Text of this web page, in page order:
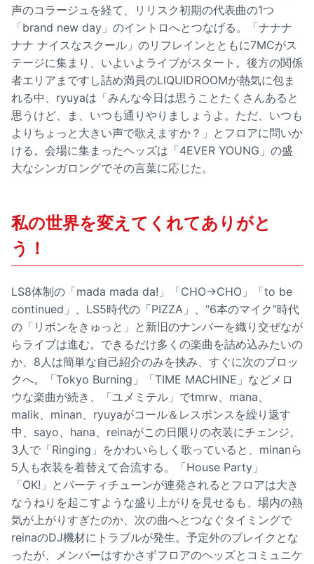
声のコラージュを経て、リリスク初期の代表曲の1つ
「brand new day」のイントロへとつなげる。「ナナナ
ナナ ナイスなスクール」のリフレインとともに7MCがス
テージに集まり、いよいよライブがスタート。後方の関係
者エリアまですし詰め満員のLIQUIDROOMが熱気に包ま
れる中、ryuyaは「みんな今日は思うことたくさんあると
思うけど、ま、いつも通りやりましょうよ。ただ、いつも
よりちょっと大きい声で歌えますか？」とフロアに問いか
ける。会場に集まったヘッズは「4EVER YOUNG」の盛
大なシンガロングでその言葉に応じた。
私の世界を変えてくれてありがと
う！
LS8体制の「mada mada da!」「CHO→CHO」「to be
continued」、LS5時代の「PIZZA」、“6本のマイク”時代
の「リボンをきゅっと」と新旧のナンバーを織り交ぜなが
らライブは進む。できるだけ多くの楽曲を詰め込みたいの
か、8人は簡単な自己紹介のみを挟み、すぐに次のブロッ
クへ。「Tokyo Burning」「TIME MACHINE」などメロ
ウな楽曲が続き、「ユメミテル」でtmrw、mana、
malik、minan、ryuyaがコール＆レスポンスを繰り返す
中、sayo、hana、reinaがこの日限りの衣装にチェンジ。
3人で「Ringing」をかわいらしく歌っていると、minanら
5人も衣装を着替えて合流する。「House Party」
「OK!」とパーティチューンが連発されるとフロアは大き
なうねりを起こすような盛り上がりを見せるも、場内の熱
気が上がりすぎたのか、次の曲へとつなぐタイミングで
reinaのDJ機材にトラブルが発生。予定外のブレイクとな
ったが、メンバーはすかさずフロアのヘッズとコミュニケ